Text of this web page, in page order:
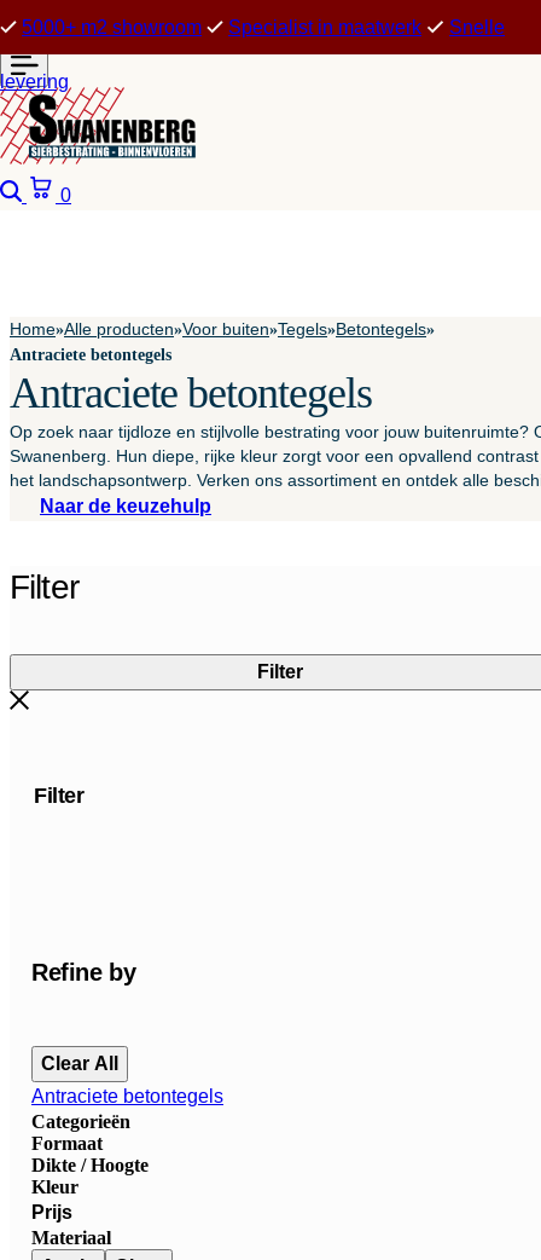
5000+ m2 showroom Specialist in maatwerk Snelle
levering
Zoeken
0
Home»Alle producten»Voor buiten»Tegels»Betontegels»
Antraciete betontegels
Antraciete betontegels
Op zoek naar tijdloze en stijlvolle bestrating voor jouw buitenruimte?
Swanenberg. Hun diepe, rijke kleur zorgt voor een opvallend
het landschapsontwerp. Verken ons assortiment en ontdek alle
Naar de keuzehulp
Filter
Filter
Filter
Refine by
Clear All
Antraciete betontegels
Categorieën
Formaat
Dikte / Hoogte
Kleur
Prijs
Materiaal